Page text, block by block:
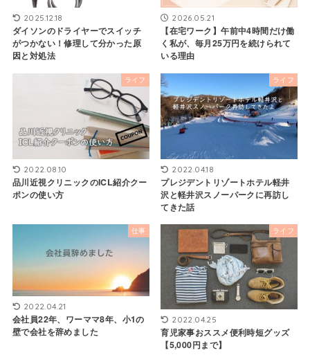
2025.12.18
ダイソンのドライヤーでスイッチ
がつかない！修理して分かった原
因と対処法
2026.05.21
【在宅ワーク】午前中4時間だけ働
く私が、毎月25万円を続けられて
いる理由
ライフ
2022.08.10
品川近視クリニックのICL紹介クー
ポンの使い方
ライフ
2022.04.18
プレジデントリゾートホテル軽井
沢と軽井沢スノーパークに再訪し
てきた話
仕事
2022.04.21
会社員22年、ワーママ8年、小1の
壁で会社を辞めました
ライフ
2022.04.25
育児家事おススメ便利時短グッズ
【5,000円まで】